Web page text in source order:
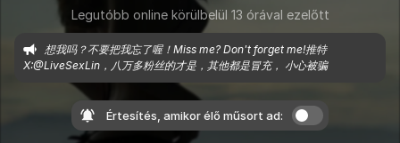
Legutóbb online körülbelül 13 órával ezelőtt
想我吗？不要把我忘了喔！Miss me? Don't forget me!推特
X:@LiveSexLin，八万多粉丝的才是，其他都是冒充， 小心被骗
Értesítés, amikor élő műsort ad: